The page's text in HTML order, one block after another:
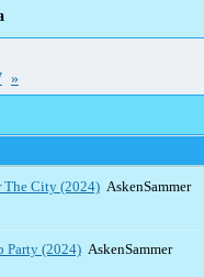
»
The City (2024) AskenSammer
Party (2024) AskenSammer